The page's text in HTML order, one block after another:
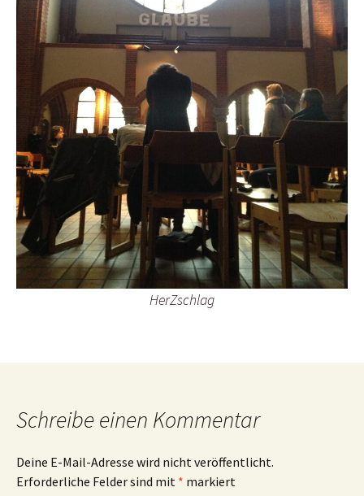
HerZschlag
Schreibe einen Kommentar
Deine E-Mail-Adresse wird nicht veröffentlicht.
Erforderliche Felder sind mit * markiert